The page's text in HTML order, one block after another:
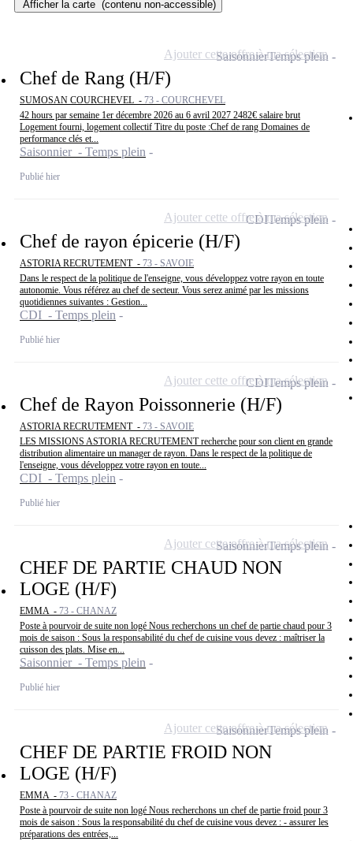
Afficher la carte (contenu non-accessible)
Chef de Rang (H/F)
SUMOSAN COURCHEVEL - 73 - COURCHEVEL
42 hours par semaine 1er décembre 2026 au 6 avril 2027 2482€ salaire brut
Logement fourni, logement collectif Titre du poste :Chef de rang Domaines de
performance clés et...
Saisonnier - Temps plein
Publié hier
SaisonnierTemps plein
Ajouter cette offre à ma sélection
Chef de rayon épicerie (H/F)
ASTORIA RECRUTEMENT - 73 - SAVOIE
Dans le respect de la politique de l'enseigne, vous développez votre rayon en toute
autonomie. Vous référez au chef de secteur. Vous serez animé par les missions
quotidiennes suivantes : Gestion...
CDI - Temps plein
Publié hier
CDITemps plein
Ajouter cette offre à ma sélection
Chef de Rayon Poissonnerie (H/F)
ASTORIA RECRUTEMENT - 73 - SAVOIE
LES MISSIONS ASTORIA RECRUTEMENT recherche pour son client en grande
distribution alimentaire un manager de rayon. Dans le respect de la politique de
l'enseigne, vous développez votre rayon en toute...
CDI - Temps plein
Publié hier
CDITemps plein
Ajouter cette offre à ma sélection
CHEF DE PARTIE CHAUD NON
LOGE (H/F)
EMMA - 73 - CHANAZ
Poste à pourvoir de suite non logé Nous recherchons un chef de partie chaud pour 3
mois de saison : Sous la responsabilité du chef de cuisine vous devez : maîtriser la
cuisson des plats. Mise en...
Saisonnier - Temps plein
Publié hier
SaisonnierTemps plein
Ajouter cette offre à ma sélection
CHEF DE PARTIE FROID NON
LOGE (H/F)
EMMA - 73 - CHANAZ
Poste à pourvoir de suite non logé Nous recherchons un chef de partie froid pour 3
mois de saison : Sous la responsabilité du chef de cuisine vous devez : - assurer les
préparations des entrées,...
SaisonnierTemps plein
Ajouter cette offre à ma sélection